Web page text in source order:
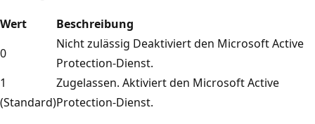
Wert
Beschreibung
0
Nicht zulässig Deaktiviert den Microsoft Active
Protection-Dienst.
1
(Standard)
Zugelassen. Aktiviert den Microsoft Active
Protection-Dienst.